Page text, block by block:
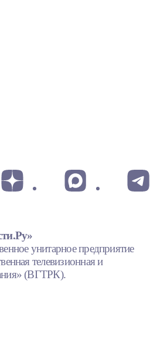
унитарное предприятие
телевизионная и
(ВГТРК).